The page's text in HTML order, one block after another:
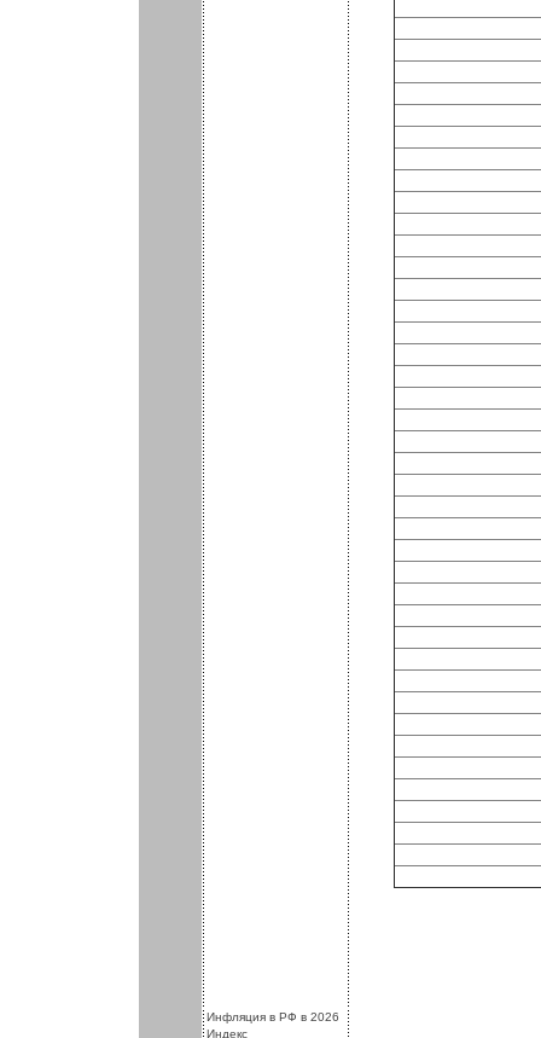
.Инфляция в РФ в 2026
Индекс
.